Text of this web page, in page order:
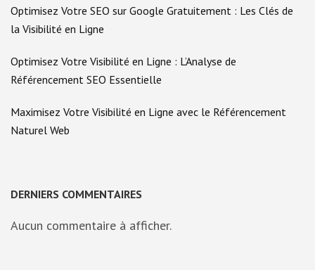
Optimisez Votre SEO sur Google Gratuitement : Les Clés de
la Visibilité en Ligne
Optimisez Votre Visibilité en Ligne : L’Analyse de
Référencement SEO Essentielle
Maximisez Votre Visibilité en Ligne avec le Référencement
Naturel Web
DERNIERS COMMENTAIRES
Aucun commentaire à afficher.